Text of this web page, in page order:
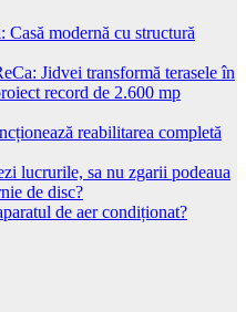
modernă cu structură
Jidvei transformă terasele în
record de 2.600 mp
reabilitarea completă
lucrurile, sa nu zgarii podeaua
de disc?
de aer condiționat?